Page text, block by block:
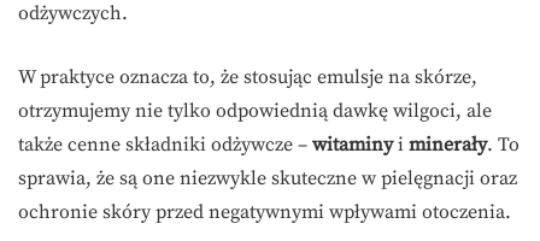
odżywczych.
W praktyce oznacza to, że stosując emulsje na skórze,
otrzymujemy nie tylko odpowiednią dawkę wilgoci, ale
także cenne składniki odżywcze – witaminyi minerały. To
sprawia, że są one niezwykle skuteczne w pielęgnacji oraz
ochronie skóry przed negatywnymi wpływami otoczenia.